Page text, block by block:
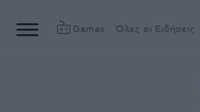
Games Όλες οι Ειδήσεις